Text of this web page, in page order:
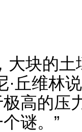
大块的
·丘维林
高的压
谜。”